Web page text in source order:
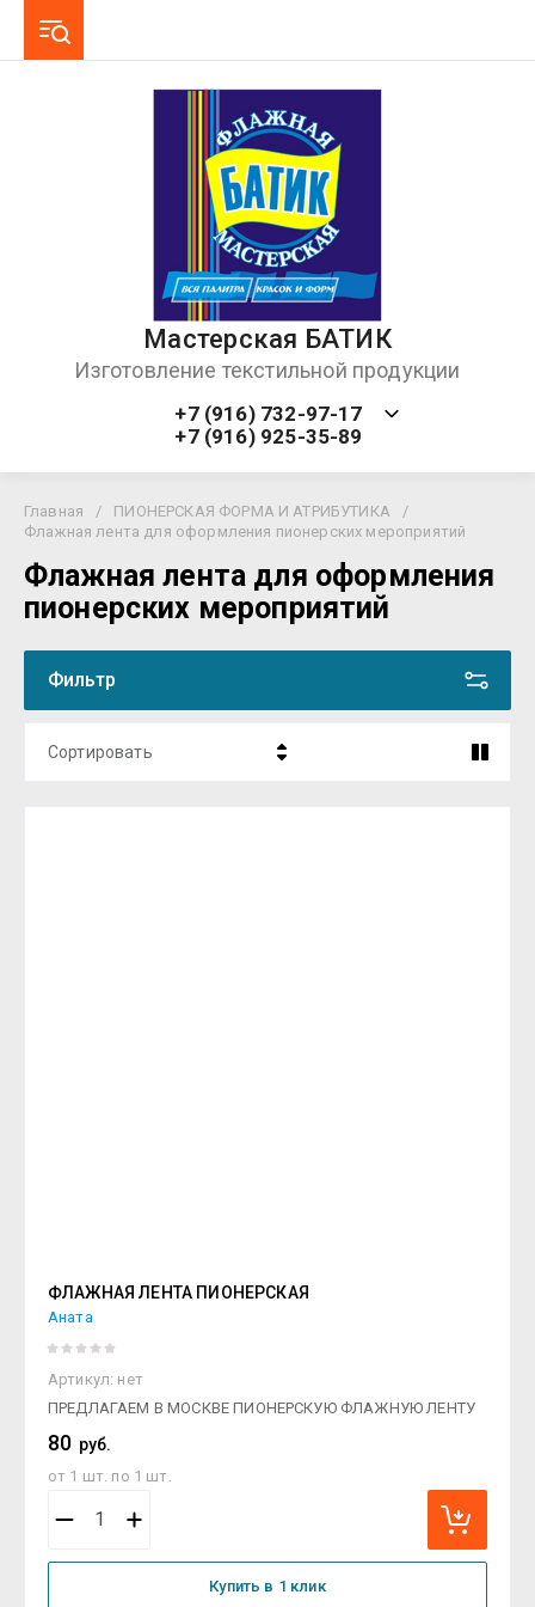
Мастерская БАТИК
Изготовление текстильной продукции
+7 (916) 732-97-17
+7 (916) 925-35-89
Главная / ПИОНЕРСКАЯ ФОРМА И АТРИБУТИКА
/
Флажная лента для оформления пионерских мероприятий
Флажная лента для оформления
пионерских мероприятий
Фильтр
Сортировать
ФЛАЖНАЯ ЛЕНТА ПИОНЕРСКАЯ
Аната
Артикул: нет
ПРЕДЛАГАЕМ В МОСКВЕ ПИОНЕРСКУЮ ФЛАЖНУЮ ЛЕНТУ
80 руб.
от 1 шт. по 1 шт.
Купить в 1 клик